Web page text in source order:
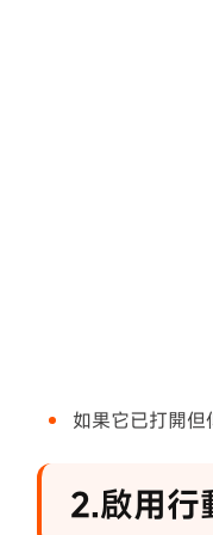
如果它已打開
2.啟用行